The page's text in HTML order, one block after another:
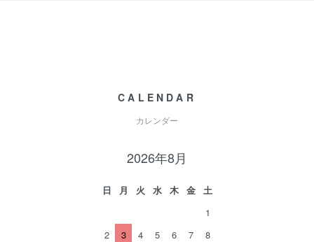
CALENDAR
カレンダー
2026年8月
日 月 火 水 木 金
土
1
2
3 4 5 6 7
8